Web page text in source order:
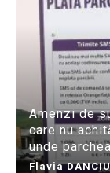
Amenzi de
care nu
unde
Flavia DANCIU